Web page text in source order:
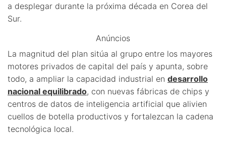
a desplegar durante la próxima década en Corea del
Sur.
Anúncios
La magnitud del plan sitúa al grupo entre los mayores
motores privados de capital del país y apunta, sobre
todo, a ampliar la capacidad industrial en desarrollo
nacional equilibrado, con nuevas fábricas de chips y
centros de datos de inteligencia artificial que alivien
cuellos de botella productivos y fortalezcan la cadena
tecnológica local.